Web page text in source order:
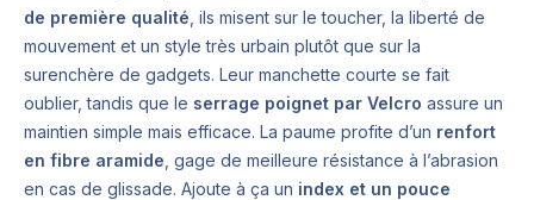
de première qualité , ils misent sur le toucher, la liberté de
mouvement et un style très urbain plutôt que sur la
surenchère de gadgets. Leur manchette courte se fait
oublier, tandis que le serrage poignet par Velcro assure un
maintien simple mais efficace. La paume profite d’un renfort
en fibre aramide , gage de meilleure résistance à l’abrasion
en cas de glissade. Ajoute à ça un index et un pouce